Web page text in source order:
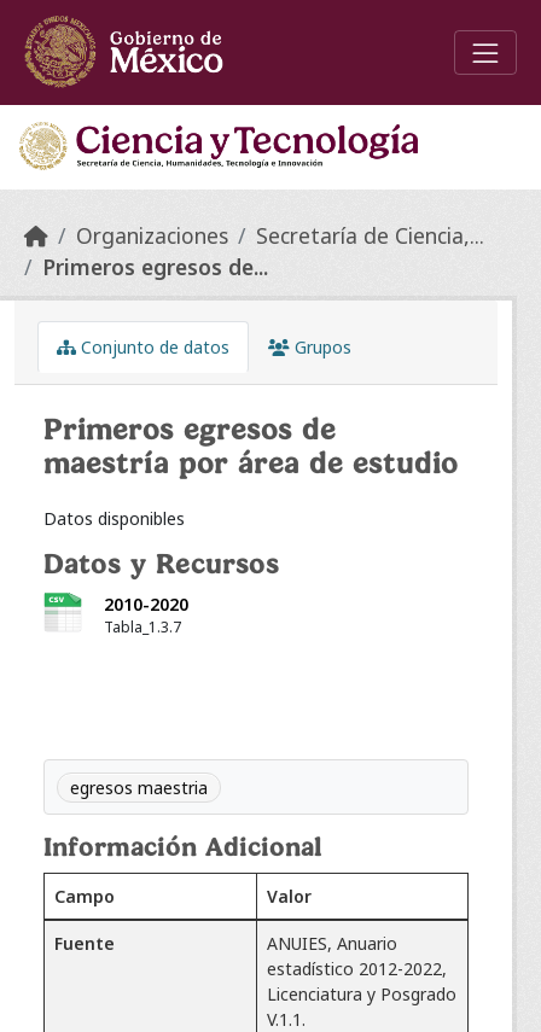
Skip to main content
Organizaciones
Secretaría de Ciencia,...
Primeros egresos de...
Conjunto de datos Grupos
Primeros egresos de
maestría por área de estudio
Datos disponibles
Datos y Recursos
2010-2020
Tabla_1.3.7
egresos maestria
Información Adicional
Campo Valor
Fuente
ANUIES, Anuario
estadístico 2012-2022,
Licenciatura y Posgrado
V.1.1.